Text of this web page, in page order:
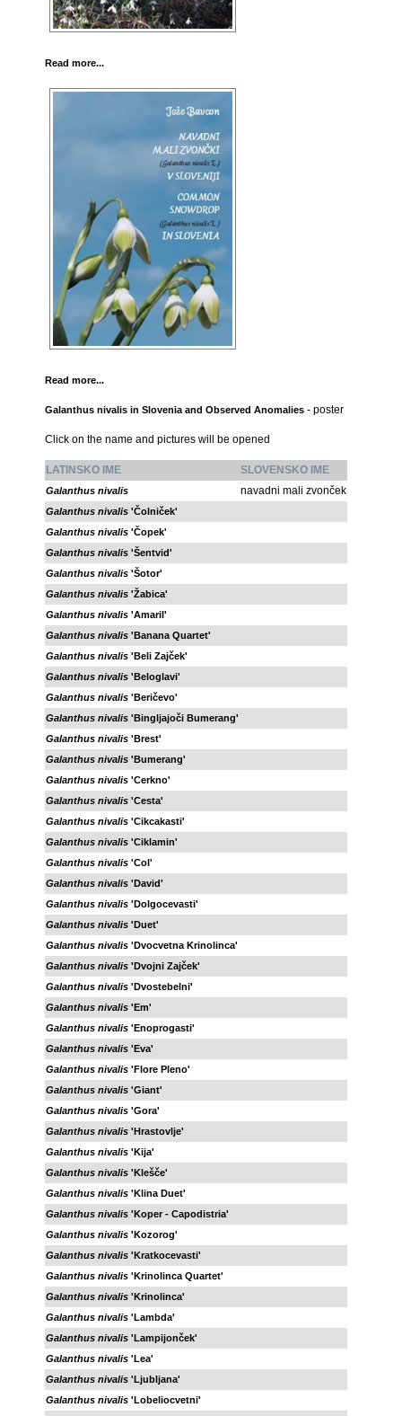
Read more...
Read more...
Galanthus nivalis in Slovenia and Observed Anomalies - poster
Click on the name and pictures will be opened
LATINSKO IME SLOVENSKO IME
Galanthus nivalis navadni mali zvonček
Galanthus nivalis 'Čolniček'
Galanthus nivalis 'Čopek'
Galanthus nivalis 'Šentvid'
Galanthus nivalis 'Šotor'
Galanthus nivalis 'Žabica'
Galanthus nivalis 'Amaril'
Galanthus nivalis 'Banana Quartet'
Galanthus nivalis 'Beli Zajček'
Galanthus nivalis 'Beloglavi'
Galanthus nivalis 'Beričevo'
Galanthus nivalis 'Bingljajoči Bumerang'
Galanthus nivalis 'Brest'
Galanthus nivalis 'Bumerang'
Galanthus nivalis 'Cerkno'
Galanthus nivalis 'Cesta'
Galanthus nivalis 'Cikcakasti'
Galanthus nivalis 'Ciklamin'
Galanthus nivalis 'Col'
Galanthus nivalis 'David'
Galanthus nivalis 'Dolgocevasti'
Galanthus nivalis 'Duet'
Galanthus nivalis 'Dvocvetna Krinolinca'
Galanthus nivalis 'Dvojni Zajček'
Galanthus nivalis 'Dvostebelni'
Galanthus nivalis 'Em'
Galanthus nivalis 'Enoprogasti'
Galanthus nivalis 'Eva'
Galanthus nivalis 'Flore Pleno'
Galanthus nivalis 'Giant'
Galanthus nivalis 'Gora'
Galanthus nivalis 'Hrastovlje'
Galanthus nivalis 'Kija'
Galanthus nivalis 'Klešče'
Galanthus nivalis 'Klina Duet'
Galanthus nivalis 'Koper - Capodistria'
Galanthus nivalis 'Kozorog'
Galanthus nivalis 'Kratkocevasti'
Galanthus nivalis 'Krinolinca Quartet'
Galanthus nivalis 'Krinolinca'
Galanthus nivalis 'Lambda'
Galanthus nivalis 'Lampijonček'
Galanthus nivalis 'Lea'
Galanthus nivalis 'Ljubljana'
Galanthus nivalis 'Lobeliocvetni'